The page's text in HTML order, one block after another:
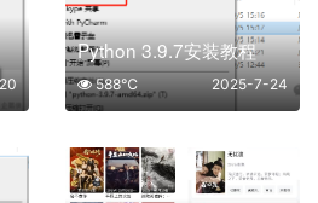
Python 3.9.7安装教程
2025-7-24
588℃